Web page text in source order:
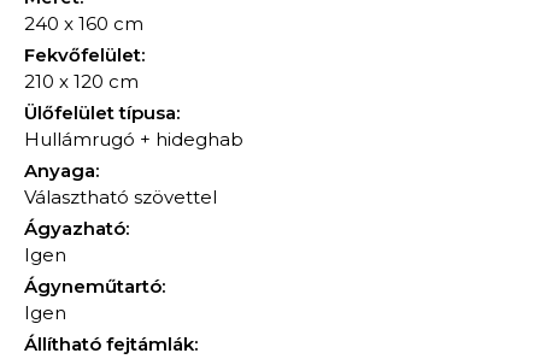
240 x 160 cm
Fekvőfelület:
210 x 120 cm
Ülőfelület típusa:
Hullámrugó + hideghab
Anyaga:
Választható szövettel
Ágyazható:
Igen
Ágyneműtartó:
Igen
Állítható fejtámlák: